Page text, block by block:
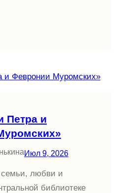
Петра и
Июл 9, 2026
любви и
библиотеке